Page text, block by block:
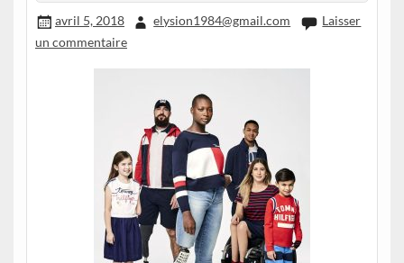
avril 5, 2018 elysion1984@gmail.com
Laisser
un commentaire